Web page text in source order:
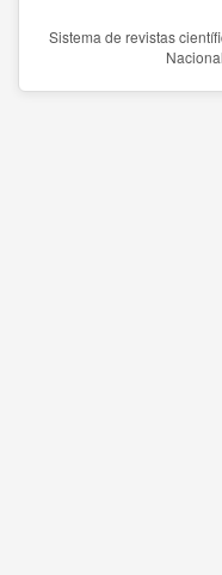
Sistema de revistas